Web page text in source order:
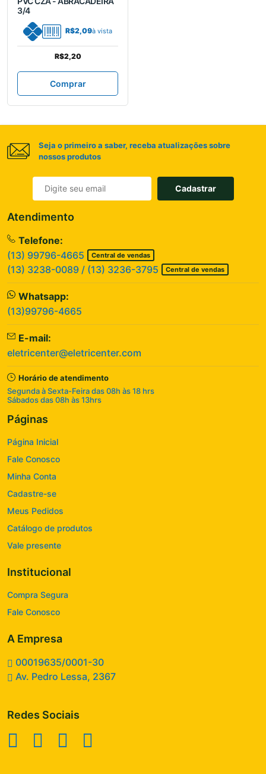
3/4
R$2,09à vista
R$2,20
Comprar
Seja o primeiro a saber, receba atualizações sobre
nossos produtos
Cadastrar
Atendimento
Telefone:
(13) 99796-4665
Central de vendas
(13) 3238-0089 / (13) 3236-3795 Central de vendas
Whatsapp:
(13)99796-4665
E-mail:
eletricenter@eletricenter.com
Horário de atendimento
Segunda à Sexta-Feira das 08h às 18 hrs
Sábados das 08h às 13hrs
Páginas
Página Inicial
Fale Conosco
Minha Conta
Cadastre-se
Meus Pedidos
Catálogo de produtos
Vale presente
Institucional
Compra Segura
Fale Conosco
A Empresa
00019635/0001-30
Av. Pedro Lessa, 2367
Redes Sociais